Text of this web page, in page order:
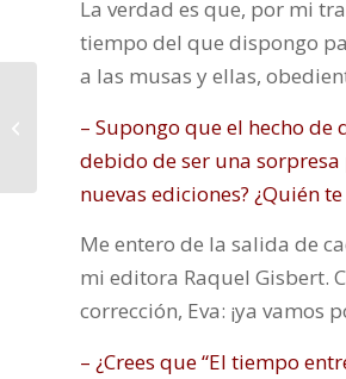
La verdad es que, por mi
tiempo del que dispongo
a las musas y ellas,
– Supongo que el hecho
debido de ser una
nuevas ediciones? ¿Quién
Me entero de la salida de
mi editora Raquel Gisbert.
corrección, Eva: ¡ya vamos
– ¿Crees que “El tiempo
Cumpleaños de órdago.